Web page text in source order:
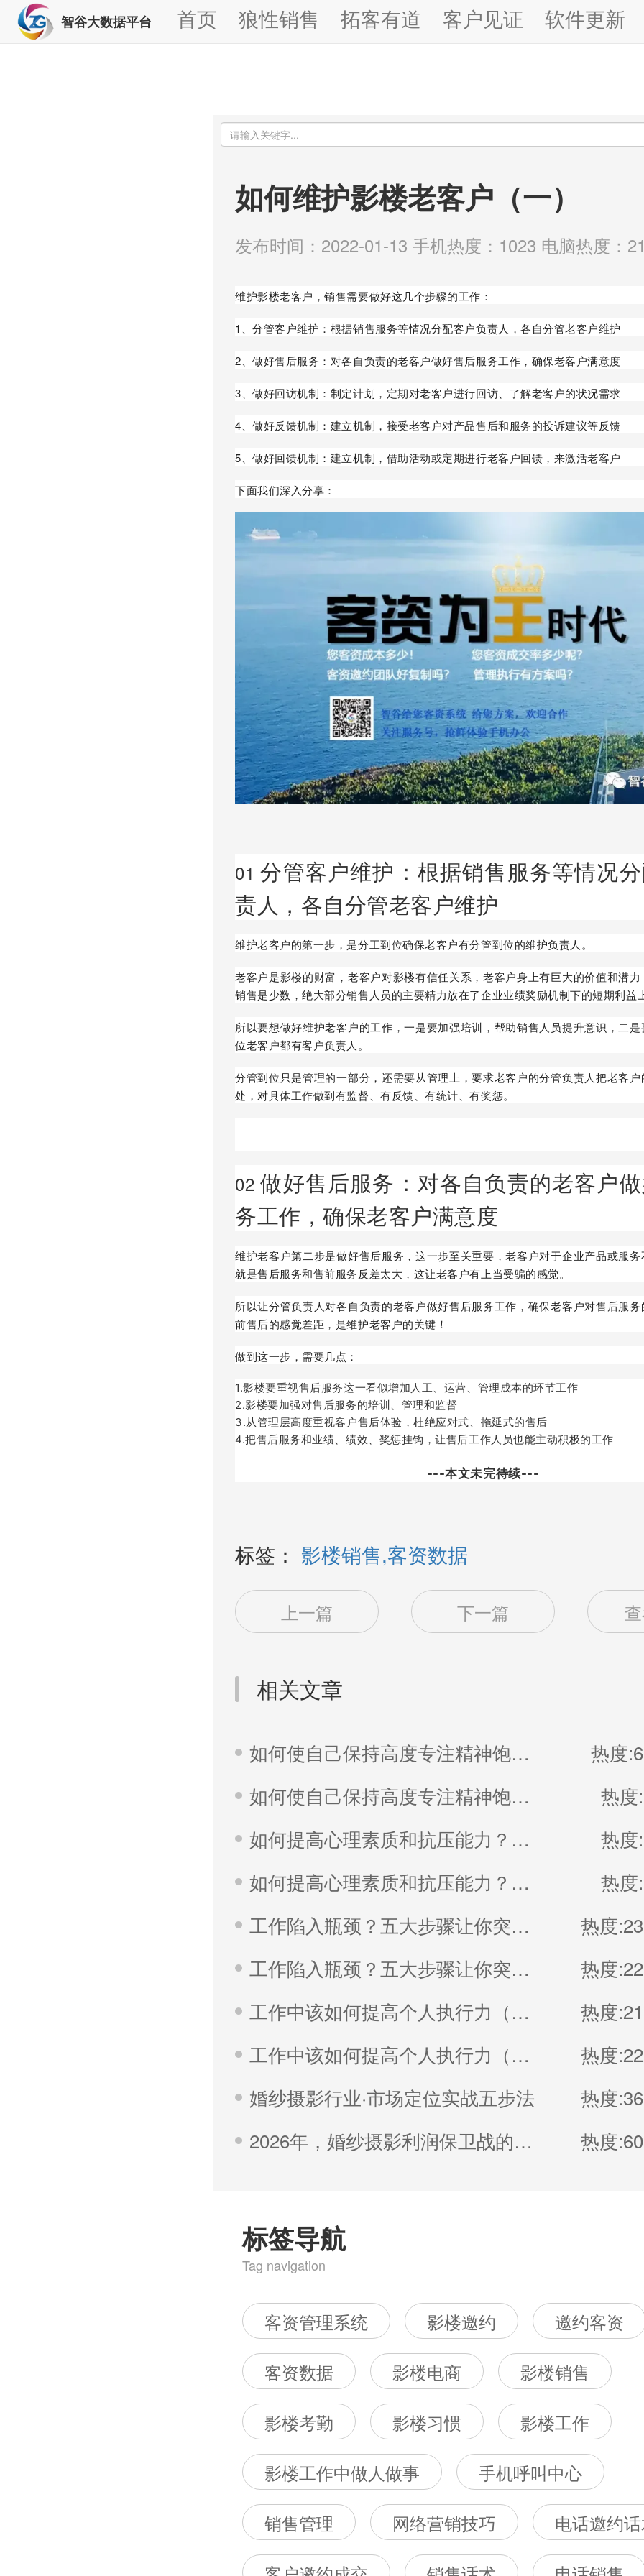
智谷大数据平台 首页 狼性销售 拓客有道 客户见证 软件更新
如何维护影楼老客户（一）
发布时间：2022-01-13 手机热度：1023 电脑热度：
维护影楼老客户，销售需要做好这几个步骤的工作：
1、分管客户维护：根据销售服务等情况分配客户负责人，各自分管老客户维护
2、做好售后服务：对各自负责的老客户做好售后服务工作，确保老客户满意度
3、做好回访机制：制定计划，定期对老客户进行回访、了解老客户的状况需求
4、做好反馈机制：建立机制，接受老客户对产品售后和服务的投诉建议等反馈
5、做好回馈机制：建立机制，借助活动或定期进行老客户回馈，来激活老客户
下面我们深入分享：
01分管客户维护：根据销售服务等情况
责人，各自分管老客户维护
维护老客户的第一步，是分工到位确保老客户有分管到位的维护负责人。
老客户是影楼的财富，老客户对影楼有信任关系，老客户身上有巨大的价值和潜
销售是少数，绝大部分销售人员的主要精力放在了企业业绩奖励机制下的短期利益
所以要想做好维护老客户的工作，一是要加强培训，帮助销售人员提升意识，二
位老客户都有客户负责人。
分管到位只是管理的一部分，还需要从管理上，要求老客户的分管负责人把老客
处，对具体工作做到有监督、有反馈、有统计、有奖惩。
02做好售后服务：对各自负责的老客户
务工作，确保老客户满意度
维护老客户第二步是做好售后服务，这一步至关重要，老客户对于企业产品或服
就是售后服务和售前服务反差太大，这让老客户有上当受骗的感觉。
所以让分管负责人对各自负责的老客户做好售后服务工作，确保老客户对售后服
前售后的感觉差距，是维护老客户的关键！
做到这一步，需要几点：
1.影楼要重视售后服务这一看似增加人工、运营、管理成本的环节工作
2.影楼要加强对售后服务的培训、管理和监督
3.从管理层高度重视客户售后体验，杜绝应对式、拖延式的售后
4.把售后服务和业绩、绩效、奖惩挂钩，让售后工作人员也能主动积极的工作
---本文未完待续---
标签： 影楼销售,客资数据
上一篇 下一篇
相关文章
如何使自己保持高度专注精神饱满的状态？（二）
热度
如何使自己保持高度专注精神饱满的状态？（一）
热度
如何提高心理素质和抗压能力？（二）
热度
如何提高心理素质和抗压能力？（一）
热度
工作陷入瓶颈？五大步骤让你突破（二）
热度
工作陷入瓶颈？五大步骤让你突破（一）
热度
工作中该如何提高个人执行力（二）
热度
工作中该如何提高个人执行力（一）
热度
婚纱摄影行业·市场定位实战五步法
热度
2026年，婚纱摄影利润保卫战的核心是“控成本
热度
标签导航
Tag navigation
客资管理系统 影楼邀约
邀约客资
客资数据
影楼电商
影楼销售
影楼考勤
影楼习惯
影楼工作
影楼工作中做人做事
手机呼叫中心
销售管理
网络营销技巧
电话邀约